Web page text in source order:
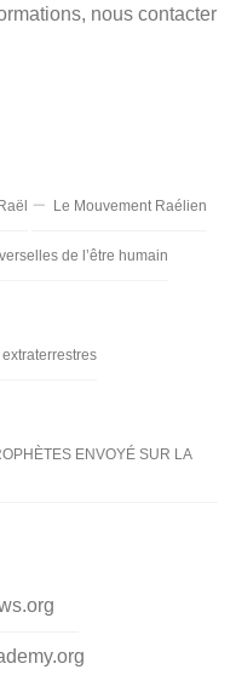
nous contacter
Le Mouvement Raélien
de l’être humain
ENVOYÉ SUR LA